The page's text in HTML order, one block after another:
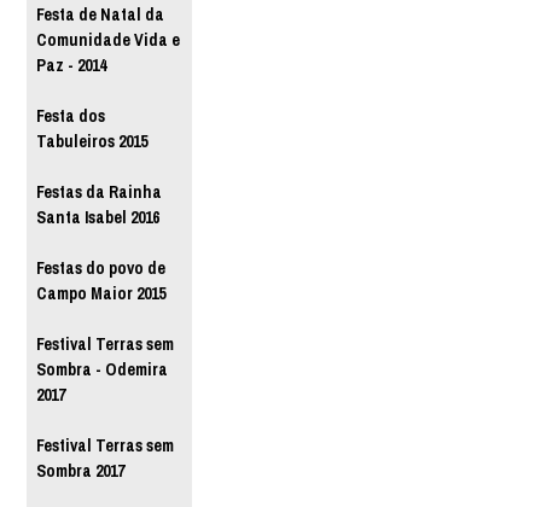
Festa de Natal da
Comunidade Vida e
Paz - 2014
Festa dos
Tabuleiros 2015
Festas da Rainha
Santa Isabel 2016
Festas do povo de
Campo Maior 2015
Festival Terras sem
Sombra - Odemira
2017
Festival Terras sem
Sombra 2017